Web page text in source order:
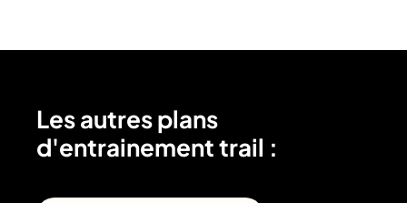
Les autres plans
d'entrainement trail :